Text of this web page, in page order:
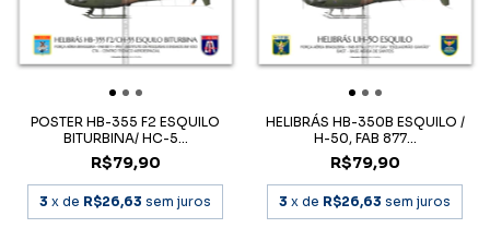
POSTER HB-355 F2 ESQUILO
BITURBINA/ HC-5...
R$79,90
3 x de R$26,63 sem juros
HELIBRÁS HB-350B ESQUILO /
H-50, FAB 877...
R$79,90
3 x de R$26,63 sem juros